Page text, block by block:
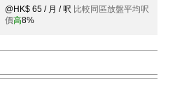
@HK$ 65 / 月 / 呎 比較同區放盤平均呎
價高8%